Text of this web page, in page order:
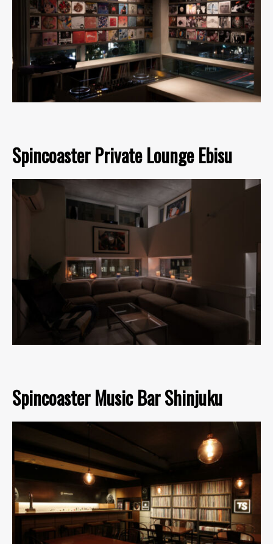
Spincoaster Private Lounge Ebisu
Spincoaster Music Bar Shinjuku